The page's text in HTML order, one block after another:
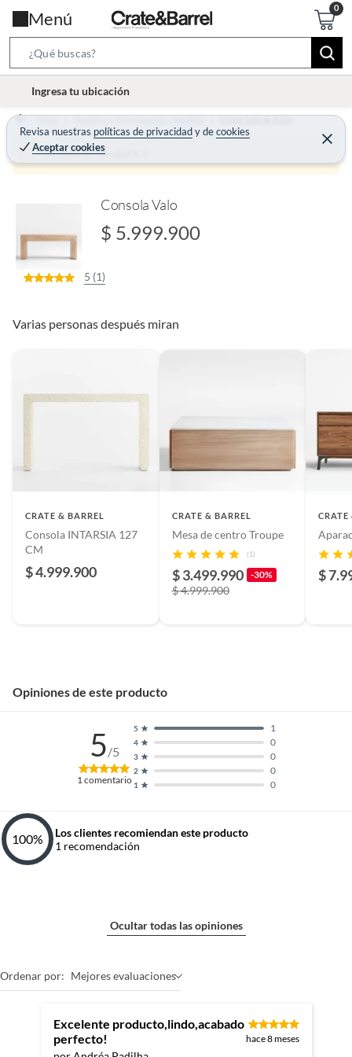
Menú
e
r
c
B
t
Ingresa tu ubicación
Revisa nuestras políticas de privacidadydecookies
Aceptar cookies
C
e
r
Home Muebles y Organización - Muebles Living Sala de Estar
Producto sin stock :(
Consola Valo
$ 5.999.900
5 (1)
Varias personas después miran
CRATE & BARREL
Consola INTARSIA 127
CM
$ 4.999.900
CRATE & BARREL
Mesa de centro Troupe
(1)
$ 3.499.990 -30%
$ 4.999.900
CRATE
$
Opiniones de este producto
5/5
1comentario 1 0
2 0
3 0
4 0
5 1
100%
Los clientes recomiendan este producto
1 recomendación
Ocultar todas las opiniones
Ordenar por: Mejores evaluaciones
Excelente producto,lindo,acabado
perfecto!
hace 8 meses